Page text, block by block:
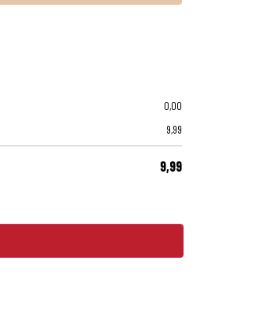
0,00
9,99
9,99